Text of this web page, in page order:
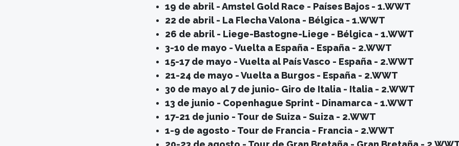
19 de abril - Amstel Gold Race - Países Bajos - 1.WWT
22 de abril - La Flecha Valona - Bélgica - 1.WWT
26 de abril - Liege-Bastogne-Liege - Bélgica - 1.WWT
3-10 de mayo - Vuelta a España - España - 2.WWT
15-17 de mayo - Vuelta al País Vasco - España - 2.WWT
21-24 de mayo - Vuelta a Burgos - España - 2.WWT
30 de mayo al 7 de junio- Giro de Italia - Italia - 2.WWT
13 de junio - Copenhague Sprint - Dinamarca - 1.WWT
17-21 de junio - Tour de Suiza - Suiza - 2.WWT
1-9 de agosto - Tour de Francia - Francia - 2.WWT